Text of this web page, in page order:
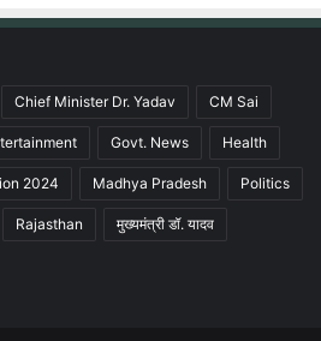
Chief Minister Dr. Yadav CM Sai
Govt. News Health
2024 Madhya Pradesh Politics
Rajasthan मुख्यमंत्री डॉ. यादव